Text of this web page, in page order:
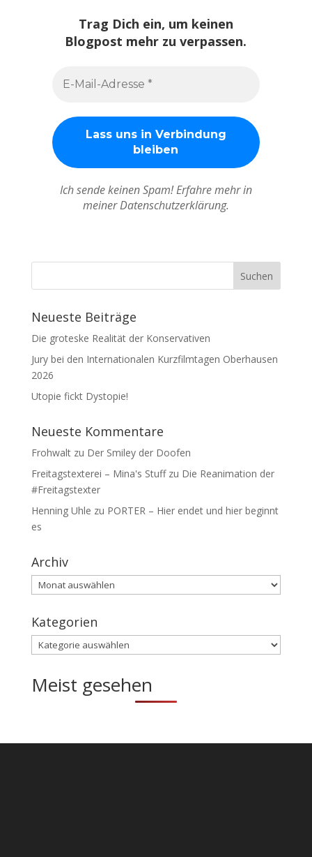
Trag Dich ein, um keinen
Blogpost mehr zu verpassen.
Ich sende keinen Spam! Erfahre mehr in
meiner Datenschutzerklärung.
Neueste Beiträge
Die groteske Realität der Konservativen
Jury bei den Internationalen Kurzfilmtagen Oberhausen
2026
Utopie fickt Dystopie!
Neueste Kommentare
Frohwaltzu Der Smiley der Doofen
Freitagstexterei – Mina's Stuffzu Die Reanimation der
#Freitagstexter
Henning Uhle zu PORTER – Hier endet und hier beginnt
es
Archiv
Archiv
Kategorien
Kategorien
Meist gesehen